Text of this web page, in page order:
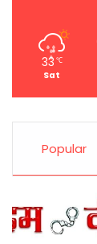
33 ℃
Sat
Popular